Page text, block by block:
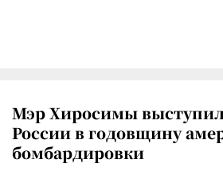
Мэр Хиросимы
России в годовщину
бомбардировки